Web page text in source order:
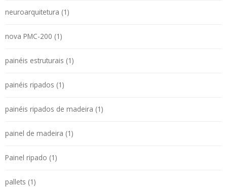
neuroarquitetura (1)
nova PMC-200 (1)
painéis estruturais (1)
painéis ripados (1)
painéis ripados de madeira (1)
painel de madeira (1)
Painel ripado (1)
pallets (1)